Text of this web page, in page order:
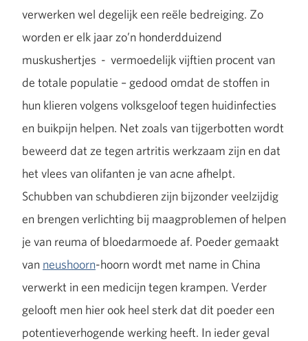
verwerken wel degelijk een reële bedreiging. Zo
worden er elk jaar zo’n honderdduizend
muskushertjes - vermoedelijk vijftien procent van
de totale populatie – gedood omdat de stoffen in
hun klieren volgens volksgeloof tegen huidinfecties
en buikpijn helpen. Net zoals van tijgerbotten wordt
beweerd dat ze tegen artritis werkzaam zijn en dat
het vlees van olifanten je van acne afhelpt.
Schubben van schubdieren zijn bijzonder veelzijdig
en brengen verlichting bij maagproblemen of helpen
je van reuma of bloedarmoede af. Poeder gemaakt
van neushoorn-hoorn wordt met name in China
verwerkt in een medicijn tegen krampen. Verder
gelooft men hier ook heel sterk dat dit poeder een
potentieverhogende werking heeft. In ieder geval